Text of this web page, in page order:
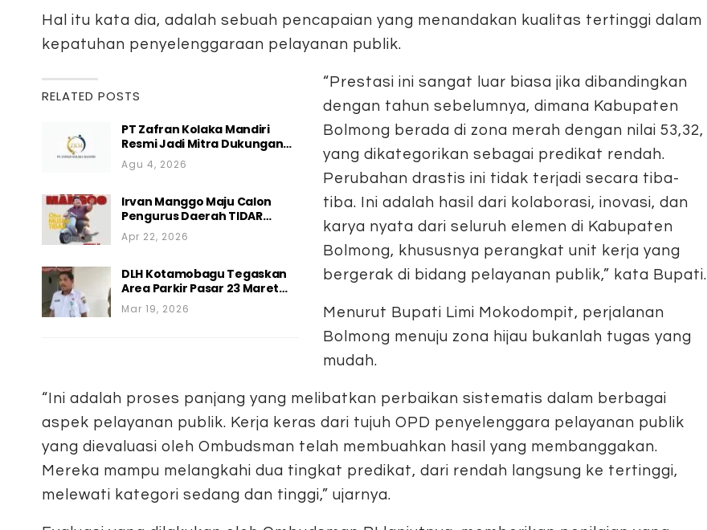
Hal itu kata dia, adalah sebuah pencapaian yang menandakan kualitas tertinggi dalam
kepatuhan penyelenggaraan pelayanan publik.
RELATED POSTS
PT Zafran Kolaka Mandiri
Resmi Jadi Mitra Dukungan…
Agu 4, 2026
Irvan Manggo Maju Calon
Pengurus Daerah TIDAR…
Apr 22, 2026
DLH Kotamobagu Tegaskan
Area Parkir Pasar 23 Maret…
Mar 19, 2026
“Prestasi ini sangat luar biasa jika dibandingkan
dengan tahun sebelumnya, dimana Kabupaten
Bolmong berada di zona merah dengan nilai 53,32,
yang dikategorikan sebagai predikat rendah.
Perubahan drastis ini tidak terjadi secara tiba-
tiba. Ini adalah hasil dari kolaborasi, inovasi, dan
karya nyata dari seluruh elemen di Kabupaten
Bolmong, khususnya perangkat unit kerja yang
bergerak di bidang pelayanan publik,” kata Bupati.
Menurut Bupati Limi Mokodompit, perjalanan
Bolmong menuju zona hijau bukanlah tugas yang
mudah.
“Ini adalah proses panjang yang melibatkan perbaikan sistematis dalam berbagai
aspek pelayanan publik. Kerja keras dari tujuh OPD penyelenggara pelayanan publik
yang dievaluasi oleh Ombudsman telah membuahkan hasil yang membanggakan.
Mereka mampu melangkahi dua tingkat predikat, dari rendah langsung ke tertinggi,
melewati kategori sedang dan tinggi,” ujarnya.